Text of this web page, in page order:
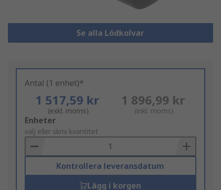
Se alla Lödkolvar
Antal (1 enhet)*
1 517,59 kr
(exkl. moms)
1 896,99 kr
(inkl. moms)
Add
to
Basket
Enheter
välj eller skriv kvantitet
Kontrollera leveransdatum
Lägg i korgen